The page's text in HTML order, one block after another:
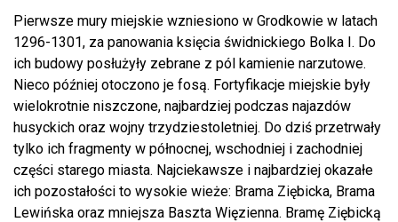
Pierwsze mury miejskie wzniesiono w Grodkowie w latach
1296-1301, za panowania księcia świdnickiego Bolka I. Do
ich budowy posłużyły zebrane z pól kamienie narzutowe.
Nieco później otoczono je fosą. Fortyfikacje miejskie były
wielokrotnie niszczone, najbardziej podczas najazdów
husyckich oraz wojny trzydziestoletniej. Do dziś przetrwały
tylko ich fragmenty w północnej, wschodniej i zachodniej
części starego miasta. Najciekawsze i najbardziej okazałe
ich pozostałości to wysokie wieże: Brama Ziębicka, Brama
Lewińska oraz mniejsza Baszta Więzienna. Bramę Ziębicką